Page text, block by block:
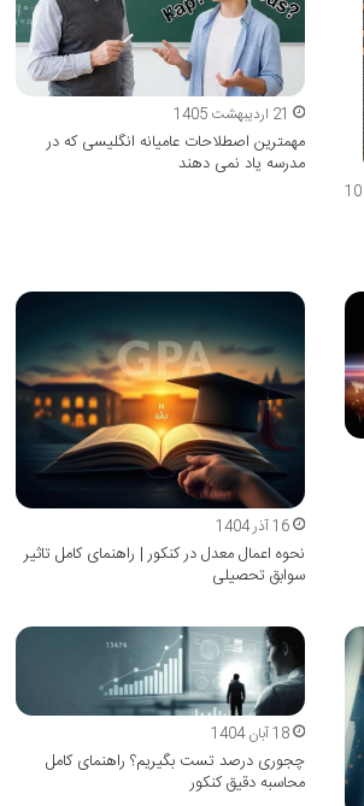
10
21 اردیبهشت 1405
مهمترین اصطلاحات عامیانه انگلیسی که در
مدرسه یاد نمی دهند
16 آذر 1404
نحوه اعمال معدل در کنکور | راهنمای کامل تاثیر
سوابق تحصیلی
18 آبان 1404
چجوری درصد تست بگیریم؟ راهنمای کامل
محاسبه دقیق کنکور